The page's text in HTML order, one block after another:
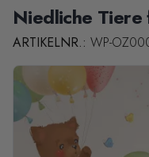
Niedliche
ARTIKELNR.: WP-